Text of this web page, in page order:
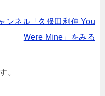
ンネル「久保田利伸 You
Were Mine」をみる
。